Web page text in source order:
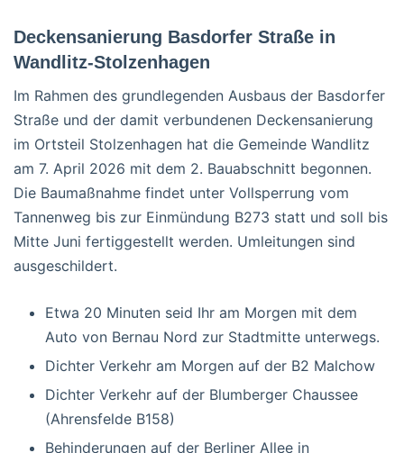
Deckensanierung Basdorfer Straße in
Wandlitz-Stolzenhagen
Im Rahmen des grundlegenden Ausbaus der Basdorfer
Straße und der damit verbundenen Deckensanierung
im Ortsteil Stolzenhagen hat die Gemeinde Wandlitz
am 7. April 2026 mit dem 2. Bauabschnitt begonnen.
Die Baumaßnahme findet unter Vollsperrung vom
Tannenweg bis zur Einmündung B273 statt und soll bis
Mitte Juni fertiggestellt werden. Umleitungen sind
ausgeschildert.
Etwa 20 Minuten seid Ihr am Morgen mit dem
Auto von Bernau Nord zur Stadtmitte unterwegs.
Dichter Verkehr am Morgen auf der B2 Malchow
Dichter Verkehr auf der Blumberger Chaussee
(Ahrensfelde B158)
Behinderungen auf der Berliner Allee in